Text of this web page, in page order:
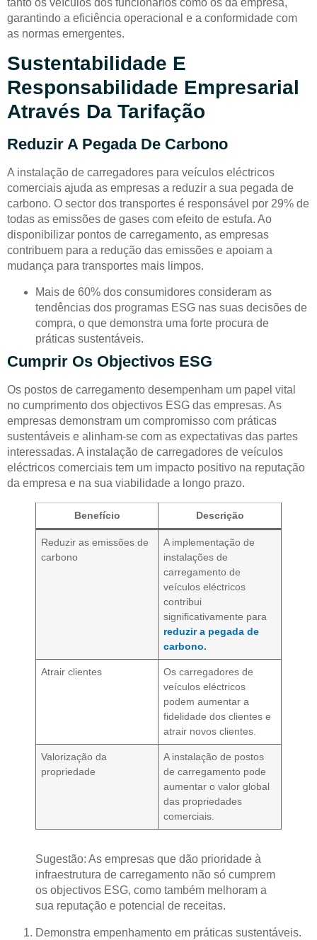
garantindo a eficiência operacional e a conformidade com
as normas emergentes.
Sustentabilidade E
Responsabilidade Empresarial
Através Da Tarifação
Reduzir A Pegada De Carbono
A instalação de carregadores para veículos eléctricos
comerciais ajuda as empresas a reduzir a sua pegada de
carbono. O sector dos transportes é responsável por 29% de
todas as emissões de gases com efeito de estufa. Ao
disponibilizar pontos de carregamento, as empresas
contribuem para a redução das emissões e apoiam a
mudança para transportes mais limpos.
Mais de 60% dos consumidores consideram as
tendências dos programas ESG nas suas decisões de
compra, o que demonstra uma forte procura de
práticas sustentáveis.
Cumprir Os Objectivos ESG
Os postos de carregamento desempenham um papel vital
no cumprimento dos objectivos ESG das empresas. As
empresas demonstram um compromisso com práticas
sustentáveis e alinham-se com as expectativas das partes
interessadas. A instalação de carregadores de veículos
eléctricos comerciais tem um impacto positivo na reputação
da empresa e na sua viabilidade a longo prazo.
Benefício Descrição
Reduzir as emissões de
carbono
A implementação de
instalações de
carregamento de
veículos eléctricos
contribui
significativamente para
reduzir a pegada de
carbono.
Atrair clientes
Os carregadores de
veículos eléctricos
podem aumentar a
fidelidade dos clientes e
atrair novos clientes.
Valorização da
propriedade
A instalação de postos
de carregamento pode
aumentar o valor global
das propriedades
comerciais.
Sugestão: As empresas que dão prioridade à
infraestrutura de carregamento não só cumprem
os objectivos ESG, como também melhoram a
sua reputação e potencial de receitas.
Demonstra empenhamento em práticas sustentáveis.